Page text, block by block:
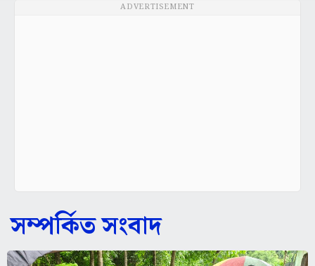
ADVERTISEMENT
সম্পর্কিত সংবাদ